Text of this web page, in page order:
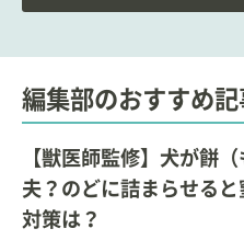
編集部のおすすめ記
【獣医師監修】犬が餅
夫？のどに詰まらせる
対策は？